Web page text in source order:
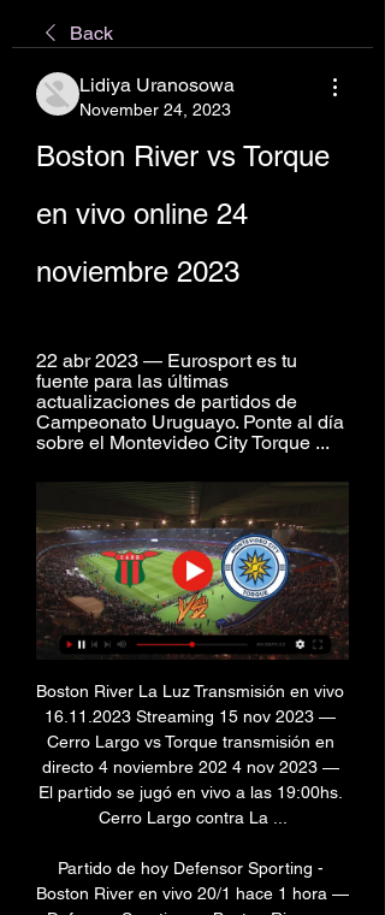
Back
Lidiya Uranosowa
November 24, 2023
Boston River vs Torque
en vivo online 24
noviembre 2023
22 abr 2023 — Eurosport es tu
fuente para las últimas
actualizaciones de partidos de
Campeonato Uruguayo. Ponte al día
sobre el Montevideo City Torque ...
Boston River La Luz Transmisión en vivo
16.11.2023 Streaming 15 nov 2023 —
Cerro Largo vs Torque transmisión en
directo 4 noviembre 202 4 nov 2023 —
El partido se jugó en vivo a las 19:00hs.
Cerro Largo contra La ...
Partido de hoy Defensor Sporting -
Boston River en vivo 20/1 hace 1 hora —